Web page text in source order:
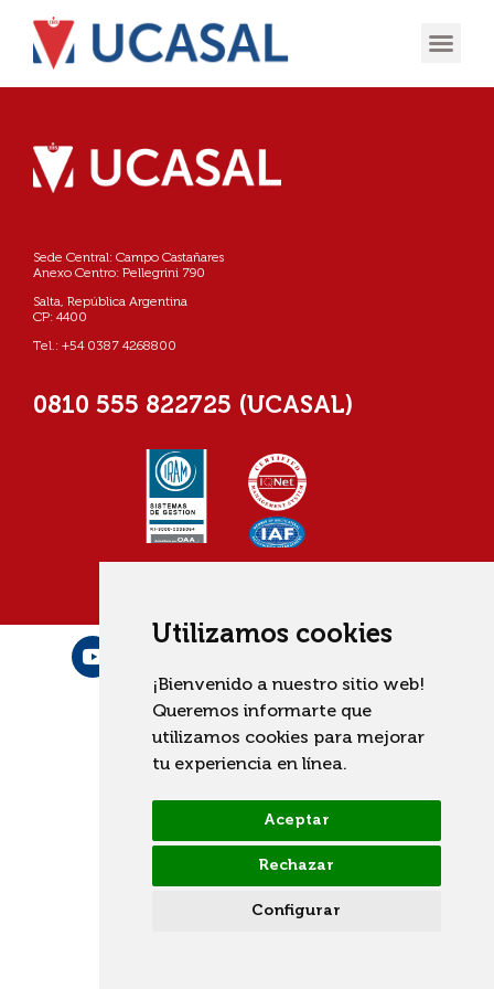
Utilizamos cookies
¡Bienvenido a nuestro sitio web!
Queremos informarte que
utilizamos cookies para mejorar
tu experiencia en línea.
Aceptar
Rechazar
Configurar
Sede Central: Campo Castañares
Anexo Centro: Pellegrini 790
Salta, República Argentina
CP: 4400
Tel.: +54 0387 4268800
0810 555 822725 (UCASAL)